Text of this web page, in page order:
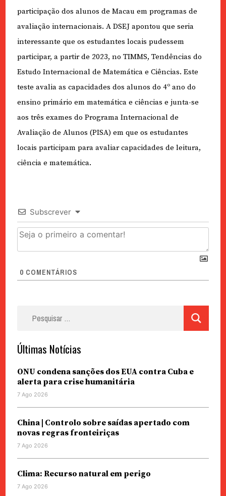
participação dos alunos de Macau em programas de
avaliação internacionais. A DSEJ apontou que seria
interessante que os estudantes locais pudessem
participar, a partir de 2023, no TIMMS, Tendências do
Estudo Internacional de Matemática e Ciências. Este
teste avalia as capacidades dos alunos do 4º ano do
ensino primário em matemática e ciências e junta-se
aos três exames do Programa Internacional de
Avaliação de Alunos (PISA) em que os estudantes
locais participam para avaliar capacidades de leitura,
ciência e matemática.
Subscrever
0 COMENTÁRIOS
Últimas Notícias
ONU condena sanções dos EUA contra Cuba e
alerta para crise humanitária
7 Ago 2026
China | Controlo sobre saídas apertado com
novas regras fronteiriças
7 Ago 2026
Clima: Recurso natural em perigo
7 Ago 2026